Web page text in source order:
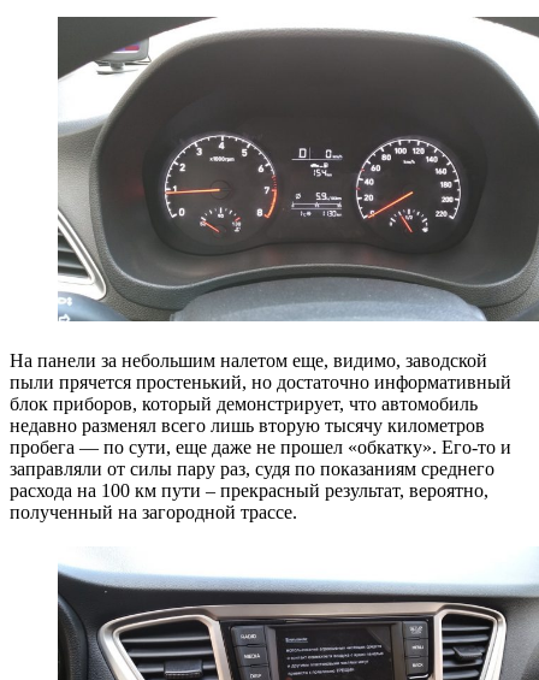
На панели за небольшим налетом еще, видимо, заводской
пыли прячется простенький, но достаточно информативный
блок приборов, который демонстрирует, что автомобиль
недавно разменял всего лишь вторую тысячу километров
пробега — по сути, еще даже не прошел «обкатку». Его-то и
заправляли от силы пару раз, судя по показаниям среднего
расхода на 100 км пути – прекрасный результат, вероятно,
полученный на загородной трассе.